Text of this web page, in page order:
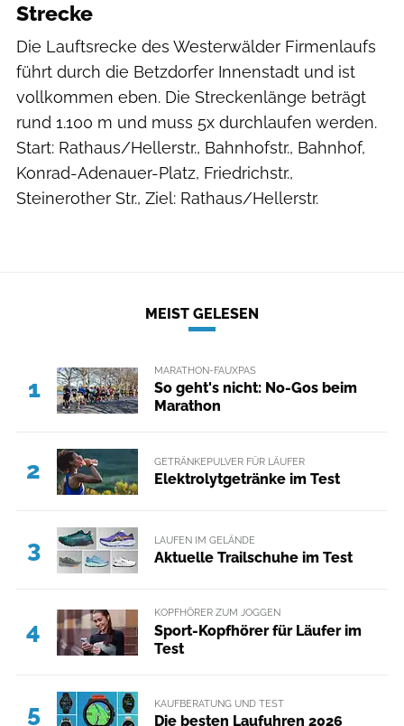
Strecke
Die Lauftsrecke des Westerwälder Firmenlaufs
führt durch die Betzdorfer Innenstadt und ist
vollkommen eben. Die Streckenlänge beträgt
rund 1.100 m und muss 5x durchlaufen werden.
Start: Rathaus/Hellerstr., Bahnhofstr., Bahnhof,
Konrad-Adenauer-Platz, Friedrichstr.,
Steinerother Str., Ziel: Rathaus/Hellerstr.
MEIST GELESEN
1
MARATHON-FAUXPAS
So geht's nicht: No-Gos beim
Marathon
2 GETRÄNKEPULVER FÜR LÄUFER
Elektrolytgetränke im Test
3 LAUFEN IM GELÄNDE
Aktuelle Trailschuhe im Test
4
KOPFHÖRER ZUM JOGGEN
Sport-Kopfhörer für Läufer im
Test
5 KAUFBERATUNG UND TEST
Die besten Laufuhren 2026